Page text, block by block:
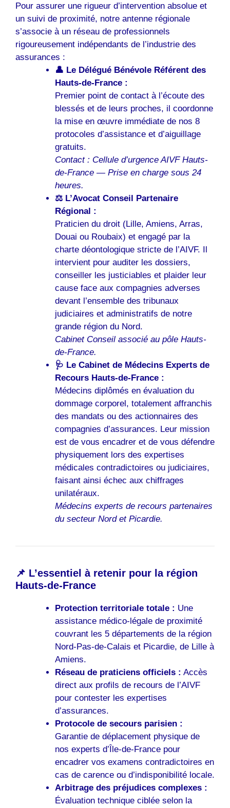
Pour assurer une rigueur d’intervention absolue et
un suivi de proximité, notre antenne régionale
s’associe à un réseau de professionnels
rigoureusement indépendants de l’industrie des
assurances :
👤 Le Délégué Bénévole Référent des
Hauts-de-France :
Premier point de contact à l’écoute des
blessés et de leurs proches, il coordonne
la mise en œuvre immédiate de nos 8
protocoles d’assistance et d’aiguillage
gratuits.
Contact : Cellule d’urgence AIVF Hauts-
de-France — Prise en charge sous 24
heures.
⚖️ L’Avocat Conseil Partenaire
Régional :
Praticien du droit (Lille, Amiens, Arras,
Douai ou Roubaix) et engagé par la
charte déontologique stricte de l’AIVF. Il
intervient pour auditer les dossiers,
conseiller les justiciables et plaider leur
cause face aux compagnies adverses
devant l’ensemble des tribunaux
judiciaires et administratifs de notre
grande région du Nord.
Cabinet Conseil associé au pôle Hauts-
de-France.
🩺 Le Cabinet de Médecins Experts de
Recours Hauts-de-France :
Médecins diplômés en évaluation du
dommage corporel, totalement affranchis
des mandats ou des actionnaires des
compagnies d’assurances. Leur mission
est de vous encadrer et de vous défendre
physiquement lors des expertises
médicales contradictoires ou judiciaires,
faisant ainsi échec aux chiffrages
unilatéraux.
Médecins experts de recours partenaires
du secteur Nord et Picardie.
📌 L’essentiel à retenir pour la région
Hauts-de-France
Protection territoriale totale : Une
assistance médico-légale de proximité
couvrant les 5 départements de la région
Nord-Pas-de-Calais et Picardie, de Lille à
Amiens.
Réseau de praticiens officiels : Accès
direct aux profils de recours de l’AIVF
pour contester les expertises
d’assurances.
Protocole de secours parisien :
Garantie de déplacement physique de
nos experts d’Île-de-France pour
encadrer vos examens contradictoires en
cas de carence ou d’indisponibilité locale.
Arbitrage des préjudices complexes :
Évaluation technique ciblée selon la